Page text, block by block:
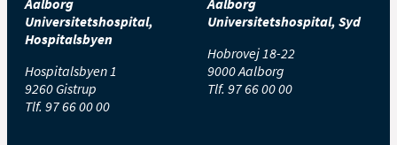
Universitetshospital,
Hospitalsbyen
Hospitalsbyen 1
9260 Gistrup
Tlf. 97 66 00 00
Universitetshospital, Syd
Hobrovej 18-22
9000 Aalborg
Tlf. 97 66 00 00